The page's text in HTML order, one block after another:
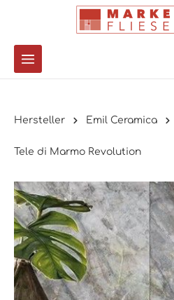
Hersteller Emil Ceramica
Tele di Marmo Revolution